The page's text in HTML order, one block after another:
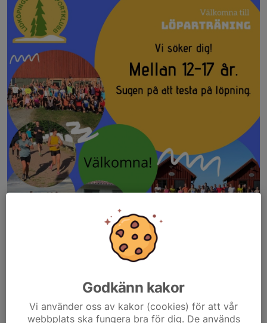
Inbjuda till Löpträning för ungdomar mellan 12-17 år 🤩
Måndagar kl 18.00 vid Rådåsgården.
Är du mellan 12-17 år och vill börja löpträna eller springer redan
men vill utveckla dig inom löpning...
Godkänn kakor
Vi använder oss av kakor (cookies) för att vår
webbplats ska fungera bra för dig. De används